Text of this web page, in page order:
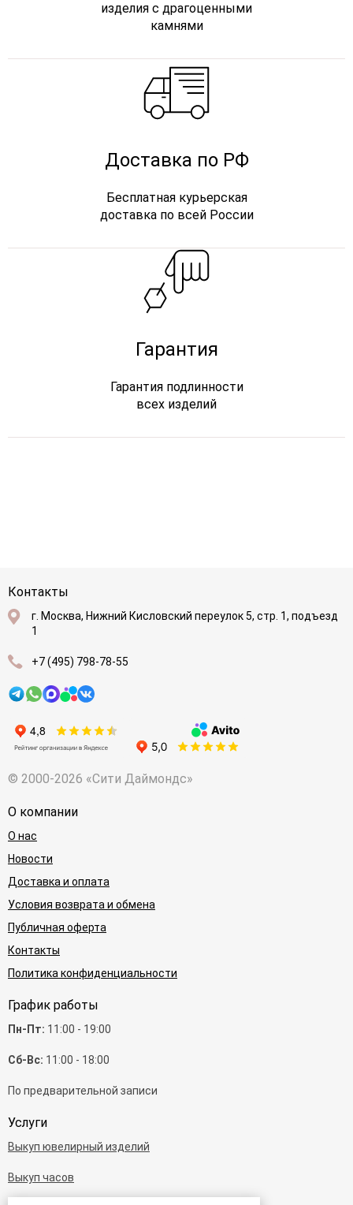
изделия с драгоценными
камнями
Доставка по РФ
Бесплатная курьерская
доставка по всей России
Гарантия
Гарантия подлинности
всех изделий
Контакты
г. Москва, Нижний Кисловский переулок 5, стр. 1, подъезд
1
+7 (495) 798-78-55
© 2000-2026 «Сити Даймондс»
О компании
О нас
Новости
Доставка и оплата
Условия возврата и обмена
Публичная оферта
Контакты
Политика конфиденциальности
График работы
Пн-Пт: 11:00 - 19:00
Сб-Вс: 11:00 - 18:00
По предварительной записи
Услуги
Выкуп ювелирный изделий
Выкуп часов